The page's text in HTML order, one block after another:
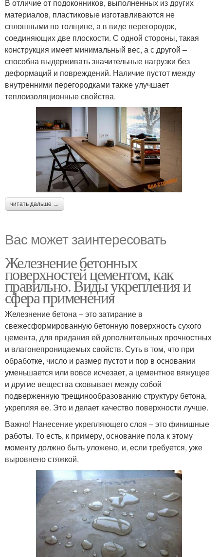
В отличие от подоконников, выполненных из других
материалов, пластиковые изготавливаются не
сплошными по толщине, а в виде перегородок,
соединяющих две плоскости. С одной стороны, такая
конструкция имеет минимальный вес, а с другой –
способна выдерживать значительные нагрузки без
деформаций и повреждений. Наличие пустот между
внутренними перегородками также улучшает
теплоизоляционные свойства.
читать дальше →
Вас может заинтересовать
Железнение бетонных
поверхностей цементом, как
правильно. Виды укрепления и
сфера применения
Железнение бетона – это затирание в
свежесформированную бетонную поверхность сухого
цемента, для придания ей дополнительных прочностных
и влагонепроницаемых свойств. Суть в том, что при
обработке, число и размер пустот и пор в основании
уменьшается или вовсе исчезает, а цементное вяжущее
и другие вещества сковывает между собой
подверженную трещинообразованию структуру бетона,
укрепляя ее. Это и делает качество поверхности лучше.
Важно! Нанесение укрепляющего слоя – это финишные
работы. То есть, к примеру, основание пола к этому
моменту должно быть уложено, и, если требуется, уже
выровнено стяжкой.